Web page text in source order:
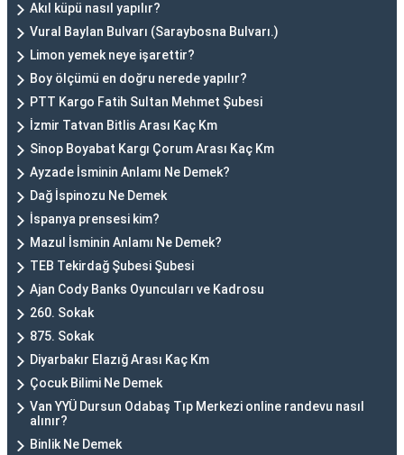
Akıl küpü nasıl yapılır?
Vural Baylan Bulvarı (Saraybosna Bulvarı.)
Limon yemek neye işarettir?
Boy ölçümü en doğru nerede yapılır?
PTT Kargo Fatih Sultan Mehmet Şubesi
İzmir Tatvan Bitlis Arası Kaç Km
Sinop Boyabat Kargı Çorum Arası Kaç Km
Ayzade İsminin Anlamı Ne Demek?
Dağ İspinozu Ne Demek
İspanya prensesi kim?
Mazul İsminin Anlamı Ne Demek?
TEB Tekirdağ Şubesi Şubesi
Ajan Cody Banks Oyuncuları ve Kadrosu
260. Sokak
875. Sokak
Diyarbakır Elazığ Arası Kaç Km
Çocuk Bilimi Ne Demek
Van YYÜ Dursun Odabaş Tıp Merkezi online randevu nasıl
alınır?
Binlik Ne Demek